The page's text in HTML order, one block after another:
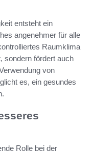
entsteht ein
angenehmer für alle
Raumklima
sondern fördert auch
von
es, ein gesundes
Rolle bei der